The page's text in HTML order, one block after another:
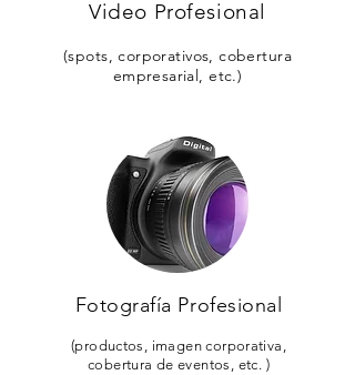
Video Profesional
(spots, corporativos, cobertura
empresarial, etc.)
Fotografía Profesional
(productos, imagen corporativa,
cobertura de eventos, etc. )